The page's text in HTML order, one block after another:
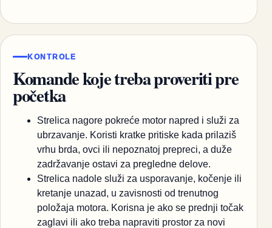
KONTROLE
Komande koje treba proveriti pre
početka
Strelica nagore pokreće motor napred i služi za
ubrzavanje. Koristi kratke pritiske kada prilaziš
vrhu brda, ovci ili nepoznatoj prepreci, a duže
zadržavanje ostavi za pregledne delove.
Strelica nadole služi za usporavanje, kočenje ili
kretanje unazad, u zavisnosti od trenutnog
položaja motora. Korisna je ako se prednji točak
zaglavi ili ako treba napraviti prostor za novi